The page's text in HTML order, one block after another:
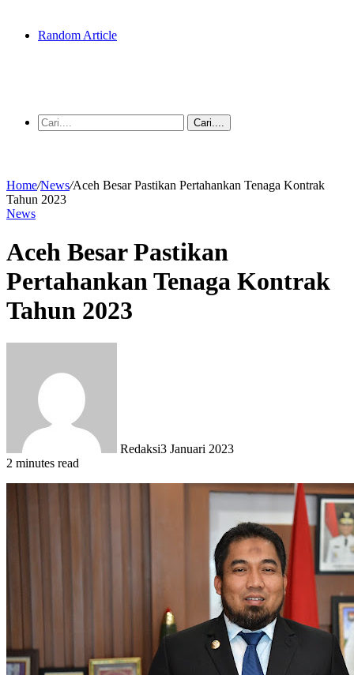
Random Article
Cari....
Home/News/Aceh Besar Pastikan Pertahankan Tenaga Kontrak
Tahun 2023
News
Aceh Besar Pastikan
Pertahankan Tenaga Kontrak
Tahun 2023
Redaksi3 Januari 2023
2 minutes read